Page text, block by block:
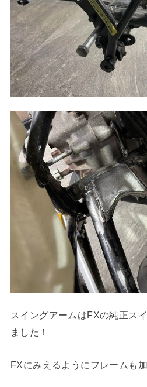
スイングアームはFXの純正ス
ました！
FXにみえるようにフレームも加